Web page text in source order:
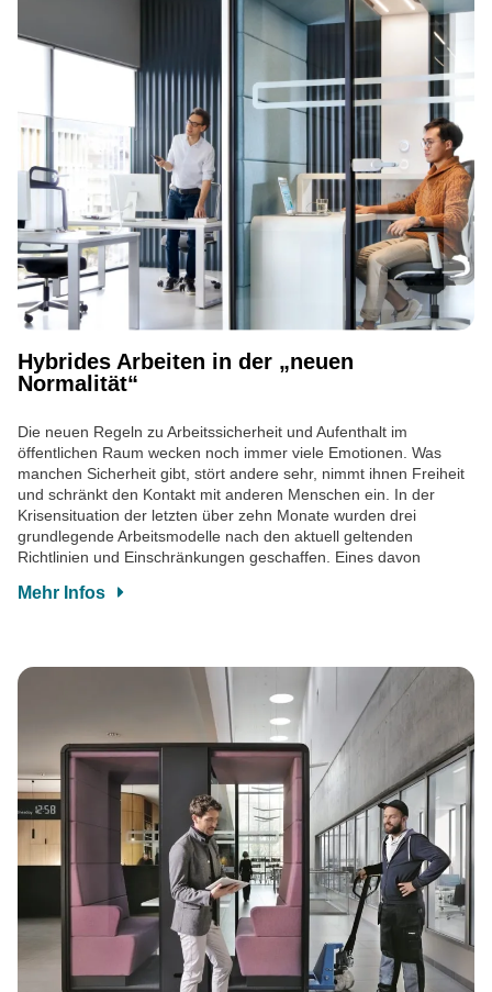
Hybrides Arbeiten in der „neuen
Normalität“
Die neuen Regeln zu Arbeitssicherheit und Aufenthalt im
öffentlichen Raum wecken noch immer viele Emotionen. Was
manchen Sicherheit gibt, stört andere sehr, nimmt ihnen Freiheit
und schränkt den Kontakt mit anderen Menschen ein. In der
Krisensituation der letzten über zehn Monate wurden drei
grundlegende Arbeitsmodelle nach den aktuell geltenden
Richtlinien und Einschränkungen geschaffen. Eines davon
Mehr Infos